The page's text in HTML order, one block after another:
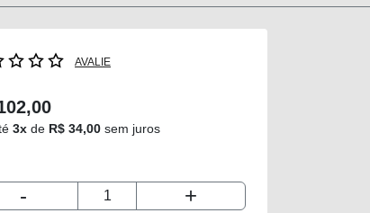
AVALIE
3x de R$ 34,00 sem juros
- +